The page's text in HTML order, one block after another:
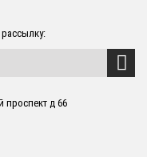
проспект д 66